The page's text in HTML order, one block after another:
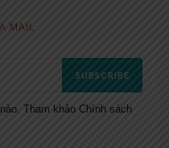
MAIL
SUBSCRIBE
Tham khảo Chính sách